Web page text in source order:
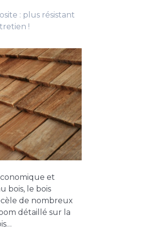
: plus résistant
!
et
bois, le bois
de nombreux
détaillé sur la